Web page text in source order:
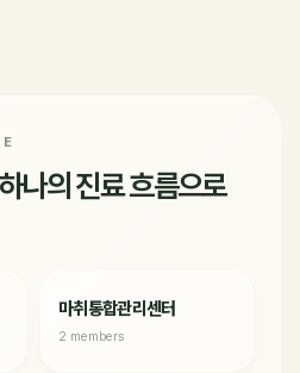
나의 진료 흐름으로
마취통합관리센터
2 members